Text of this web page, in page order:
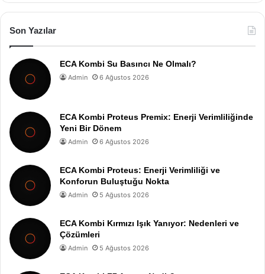
Son Yazılar
ECA Kombi Su Basıncı Ne Olmalı?
Admin 6 Ağustos 2026
ECA Kombi Proteus Premix: Enerji Verimliliğinde
Yeni Bir Dönem
Admin 6 Ağustos 2026
ECA Kombi Proteus: Enerji Verimliliği ve
Konforun Buluştuğu Nokta
Admin 5 Ağustos 2026
ECA Kombi Kırmızı Işık Yanıyor: Nedenleri ve
Çözümleri
Admin 5 Ağustos 2026